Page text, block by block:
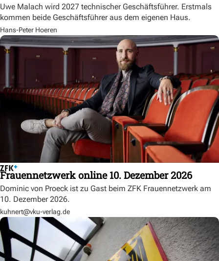
Uwe Malach wird 2027 technischer Geschäftsführer. Erstmals
kommen beide Geschäftsführer aus dem eigenen Haus.
Hans-Peter Hoeren
Frauennetzwerk online 10. Dezember 2026
Dominic von Proeck ist zu Gast beim ZFK Frauennetzwerk am
10. Dezember 2026.
kuhnert@vku-verlag.de